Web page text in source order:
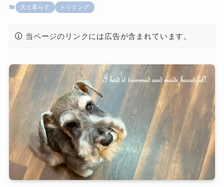
犬と暮らす トリミング
当ページのリンクには広告が含まれています。